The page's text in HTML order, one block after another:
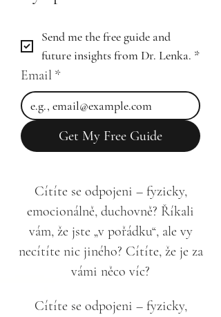
Send me the free guide and
future insights from Dr. Lenka. *
Email *
Get My Free Guide
Cítíte se odpojeni – fyzicky,
emocionálně, duchovně? Říkali
vám, že jste „v pořádku“, ale vy
necítíte nic jiného? Cítíte, že je za
vámi něco víc?
Cítíte se odpojeni – fyzicky,